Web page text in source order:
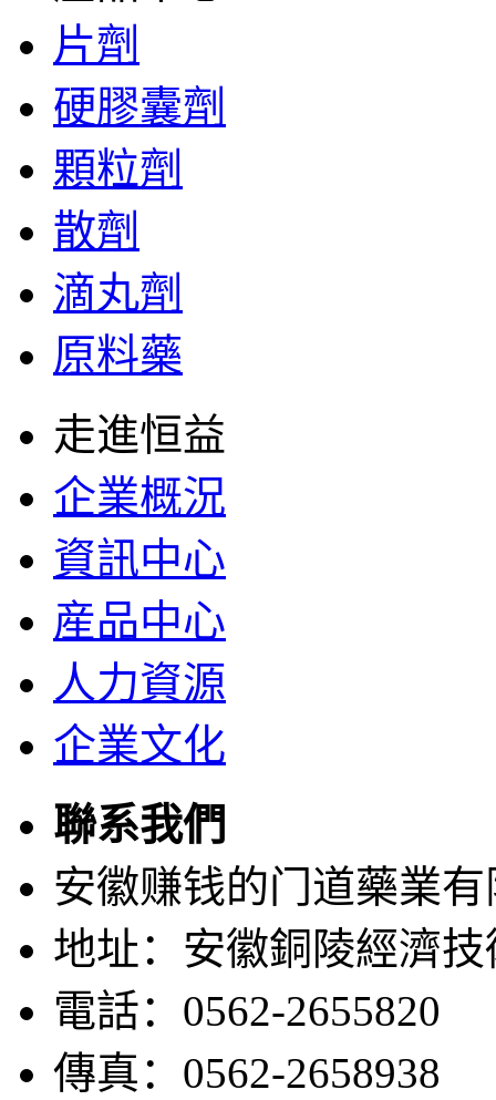
片劑
硬膠囊劑
顆粒劑
散劑
滴丸劑
原料藥
走進恒益
企業概況
資訊中心
産品中心
人力資源
企業文化
聯系我們
安徽赚钱的门道藥業
地址：安徽銅陵經濟
電話：0562-2655820
傳真：0562-2658938